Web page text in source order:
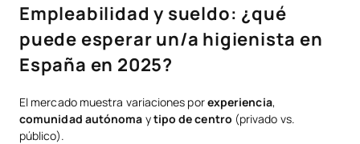
Empleabilidad y sueldo: ¿qué
puede esperar un/a higienista en
España en 2025?
El mercado muestra variaciones porexperiencia,
comunidad autónoma ytipo de centro (privado vs.
público).